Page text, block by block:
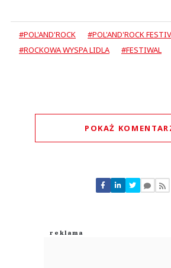
#POL'AND'ROCK #POL'AND'ROCK
#ROCKOWA WYSPA LIDLA
#FESTIWAL
POKAŻ
Nie znaleziono komentarzy
Zostaw swoje